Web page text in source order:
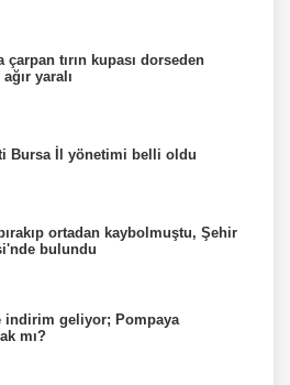
çarpan tırın kupası dorseden
ağır yaralı
Bursa İl yönetimi belli oldu
ortadan kaybolmuştu, Şehir
bulundu
indirim geliyor; Pompaya
mı?